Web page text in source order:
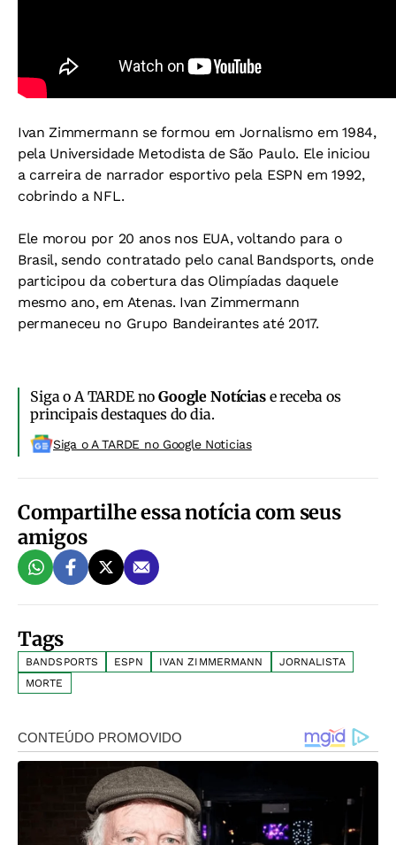
Ivan Zimmermann se formou em Jornalismo em 1984,
pela Universidade Metodista de São Paulo. Ele iniciou
a carreira de narrador esportivo pela ESPN em 1992,
cobrindo a NFL.
Ele morou por 20 anos nos EUA, voltando para o
Brasil, sendo contratado pelo canal Bandsports, onde
participou da cobertura das Olimpíadas daquele
mesmo ano, em Atenas. Ivan Zimmermann
permaneceu no Grupo Bandeirantes até 2017.
Siga o A TARDE noGoogle Notíciase receba os
principais destaques do dia.
Siga o A TARDE no Google Noticias
Compartilhe essa notícia com seus
amigos
Tags
BANDSPORTS ESPN IVAN ZIMMERMANN
JORNALISTA
MORTE